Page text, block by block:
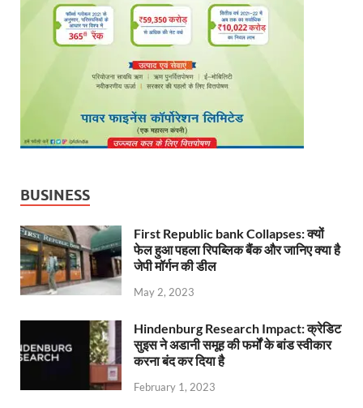
BUSINESS
First Republic bank Collapses: क्यों
फेल हुआ पहला रिपब्लिक बैंक और जानिए क्या है
जेपी मॉर्गन की डील
May 2, 2023
Hindenburg Research Impact: क्रेडिट
सुइस ने अडानी समूह की फर्मों के बांड स्वीकार
करना बंद कर दिया है
February 1, 2023